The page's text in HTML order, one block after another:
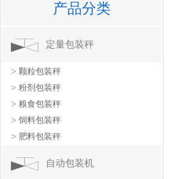
产品分类
定量包装秤
> 颗粒包装秤
> 粉剂包装秤
> 粮食包装秤
> 饲料包装秤
> 肥料包装秤
自动包装机